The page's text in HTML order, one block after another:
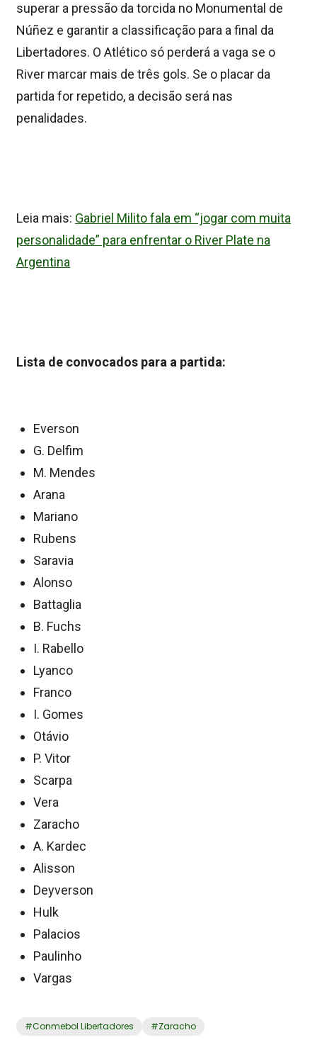
superar a pressão da torcida no Monumental de
Núñez e garantir a classificação para a final da
Libertadores. O Atlético só perderá a vaga se o
River marcar mais de três gols. Se o placar da
partida for repetido, a decisão será nas
penalidades.
Leia mais: Gabriel Milito fala em “jogar com muita
personalidade” para enfrentar o River Plate na
Argentina
Lista de convocados para a partida:
Everson
G. Delfim
M. Mendes
Arana
Mariano
Rubens
Saravia
Alonso
Battaglia
B. Fuchs
I. Rabello
Lyanco
Franco
I. Gomes
Otávio
P. Vitor
Scarpa
Vera
Zaracho
A. Kardec
Alisson
Deyverson
Hulk
Palacios
Paulinho
Vargas
#Conmebol Libertadores #Zaracho